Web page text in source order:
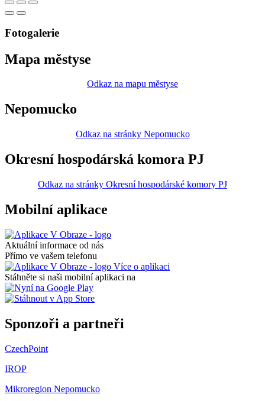
Fotogalerie
Mapa městyse
Odkaz na mapu městyse
Nepomucko
Odkaz na stránky Nepomucko
Okresní hospodárská komora PJ
Odkaz na stránky Okresní hospodárské komory PJ
Mobilní aplikace
Aktuální informace od nás
Přímo ve vašem telefonu
Více o aplikaci
Stáhněte si naši mobilní aplikaci na
Sponzoři a partneři
CzechPoint
IROP
Mikroregion Nepomucko